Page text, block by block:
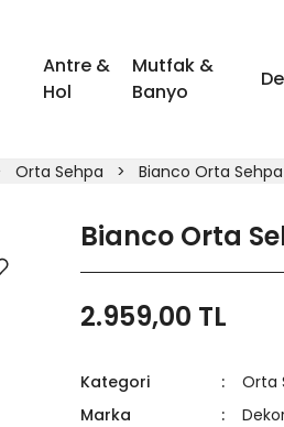
Antre &
Hol
Mutfak &
Banyo
Orta Sehpa Bianco Orta
Bianco Orta
2.959,00 TL
Kategori
Orta
Marka